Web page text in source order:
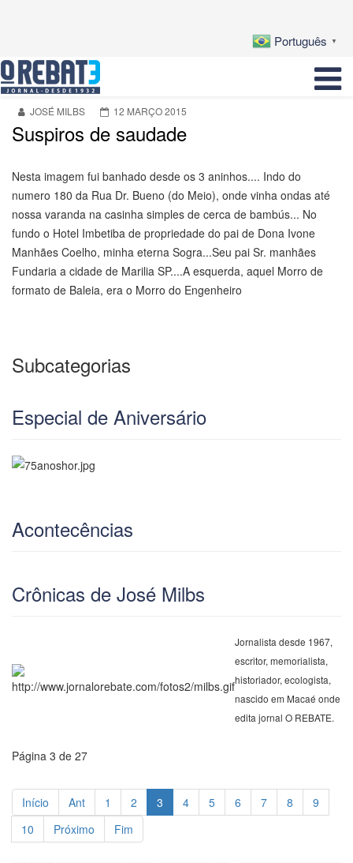
Português ▼
JOSÉ MILBS 12 MARÇO 2015
Suspiros de saudade
Nesta imagem fui banhado desde os 3 aninhos.... Indo do
numero 180 da Rua Dr. Bueno (do Meio), onde vinha ondas até
nossa varanda na casinha simples de cerca de bambús... No
fundo o Hotel Imbetiba de propriedade do pai de Dona Ivone
Manhães Coelho, minha eterna Sogra...Seu pai Sr. manhães
Fundaria a cidade de Marilia SP....A esquerda, aquel Morro de
formato de Baleia, era o Morro do Engenheiro
Subcategorias
Especial de Aniversário
Acontecências
Crônicas de José Milbs
Jornalista desde 1967,
escritor, memorialista,
historiador, ecologista,
nascido em Macaé onde
edita jornal O REBATE.
Página 3 de 27
Início Ant 1 2 3 4 5 6 7 8
9
10
Próximo Fim